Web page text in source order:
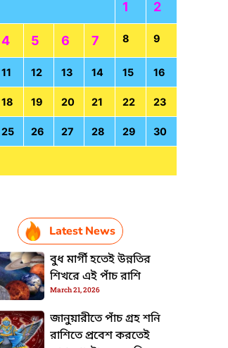
1 2
4 5 6 7 8 9
11 12 13 14 15 16
18 19 20 21 22 23
25 26 27 28 29 30
Latest News
বুধ মার্গী হতেই উন্নতির
শিখরে এই পাঁচ রাশি
March 21, 2026
জানুয়ারীতে পাঁচ গ্রহ শনি
রাশিতে প্রবেশ করতেই